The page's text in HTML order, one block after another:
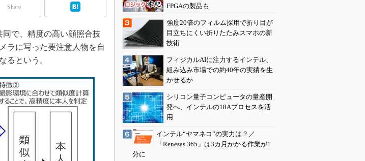
ルド
展
タ
ツインとCAE
トリー4.0
ション
ッグデータ
ンジャパン
Share
で、精度の高い顔照合技
ラに写った要注意人物を自
るという。
FPGAの製品も
強度20倍のフィルム採用で折り目が
目立ちにくい折りたたみスマホの新
技術
フィジカルAIに注力するインテル、
組み込み市場での約40年の実績を生
かせるか
シリコン量子コンピュータの量産開
発へ、インテルの18Aプロセスを活
用
インテル“ヤマネコ”の実力は？／
「Renesas 365」は3カ月かかる作業が1
分に